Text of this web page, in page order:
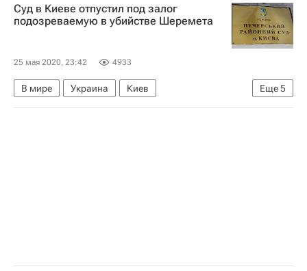
Коронавирус в России
Суд в Киеве отпустил под залог
подозреваемую в убийстве Шеремета
25 мая 2020, 23:42 4933
Еще5
В мире Украина
Киев
Днепропетровская область
Павел Шеремет